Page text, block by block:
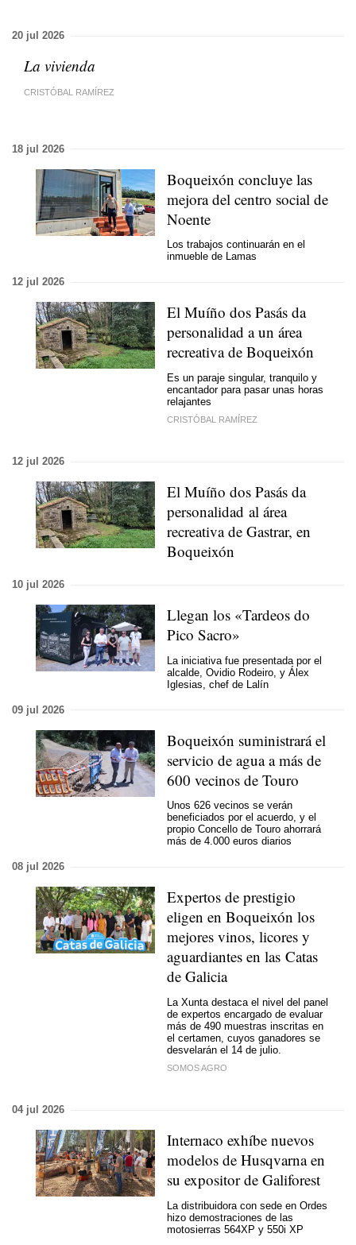
20 jul 2026
La vivienda
CRISTÓBAL RAMÍREZ
18 jul 2026
Boqueixón concluye las
mejora del centro social de
Noente
Los trabajos continuarán en el
inmueble de Lamas
12 jul 2026
El Muíño dos Pasás da
personalidad a un área
recreativa de Boqueixón
Es un paraje singular, tranquilo y
encantador para pasar unas horas
relajantes
CRISTÓBAL RAMÍREZ
12 jul 2026
El Muíño dos Pasás da
personalidad al área
recreativa de Gastrar, en
Boqueixón
10 jul 2026
Llegan los «Tardeos do
Pico Sacro»
La iniciativa fue presentada por el
alcalde, Ovidio Rodeiro, y Álex
Iglesias, chef de Lalín
09 jul 2026
Boqueixón suministrará el
servicio de agua a más de
600 vecinos de Touro
Unos 626 vecinos se verán
beneficiados por el acuerdo, y el
propio Concello de Touro ahorrará
más de 4.000 euros diarios
08 jul 2026
Expertos de prestigio
eligen en Boqueixón los
mejores vinos, licores y
aguardiantes en las Catas
de Galicia
La Xunta destaca el nivel del panel
de expertos encargado de evaluar
más de 490 muestras inscritas en
el certamen, cuyos ganadores se
desvelarán el 14 de julio.
SOMOS AGRO
04 jul 2026
Internaco exhíbe nuevos
modelos de Husqvarna en
su expositor de Galiforest
La distribuidora con sede en Ordes
hizo demostraciones de las
motosierras 564XP y 550i XP